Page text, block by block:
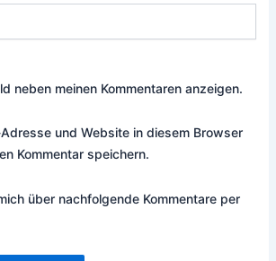
neben meinen Kommentaren anzeigen.
und Website in diesem Browser
Kommentar speichern.
über nachfolgende Kommentare per